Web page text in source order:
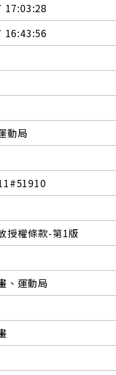
17:03:28
16:43:56
動局
授權條款-第1版
、運動局